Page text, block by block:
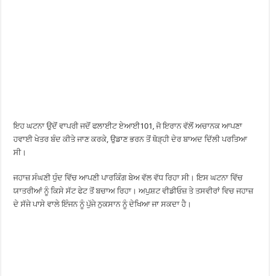
ਇਹ ਘਟਨਾ ਉਦੋਂ ਵਾਪਰੀ ਜਦੋਂ ਫਲਾਈਟ ਏਆਈ101, ਜੋ ਇਰਾਨ ਵੱਲੋਂ ਅਚਾਨਕ ਆਪਣਾ
ਹਵਾਈ ਖੇਤਰ ਬੰਦ ਕੀਤੇ ਜਾਣ ਕਰਕੇ, ਉਡਾਣ ਭਰਨ ਤੋਂ ਥੋੜ੍ਹੀ ਦੇਰ ਬਾਅਦ ਦਿੱਲੀ ਪਰਤਿਆ
ਸੀ।
ਜਹਾਜ਼ ਸੰਘਣੀ ਧੁੰਦ ਵਿੱਚ ਆਪਣੀ ਪਾਰਕਿੰਗ ਬੇਅ ਵੱਲ ਵੱਧ ਰਿਹਾ ਸੀ। ਇਸ ਘਟਨਾ ਵਿੱਚ
ਯਾਤਰੀਆਂ ਨੂੰ ਕਿਸੇ ਸੱਟ ਫੇਟ ਤੋਂ ਬਚਾਅ ਰਿਹਾ। ਅਪੁਸ਼ਟ ਵੀਡੀਓਜ਼ ਤੇ ਤਸਵੀਰਾਂ ਵਿਚ ਜਹਾਜ਼
ਦੇ ਸੱਜੇ ਪਾਸੇ ਵਾਲੇ ਇੰਜਨ ਨੂੰ ਪੁੱਜੇ ਨੁਕਸਾਨ ਨੂੰ ਦੇਖਿਆ ਜਾ ਸਕਦਾ ਹੈ।